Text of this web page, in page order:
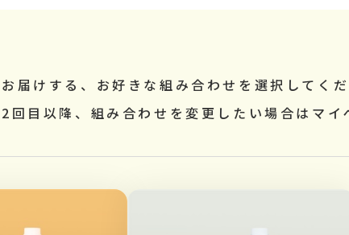
お届けする、お好きな組み合わせを選択してくだ
2回目以降、組み合わせを変更したい場合はマイ